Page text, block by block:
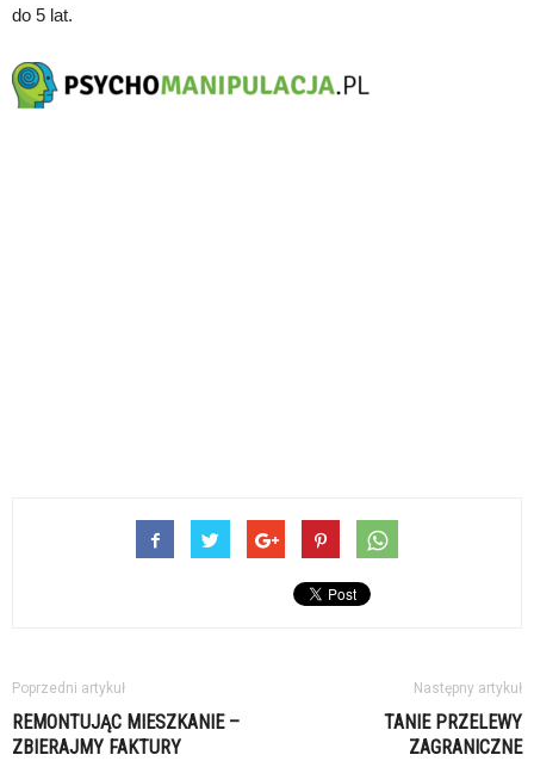
do 5 lat.
Poprzedni artykuł
REMONTUJĄC MIESZKANIE –
ZBIERAJMY FAKTURY
Następny artykuł
TANIE PRZELEWY
ZAGRANICZNE